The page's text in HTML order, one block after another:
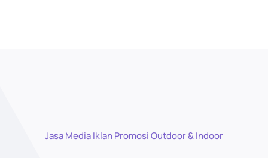
Jasa Media Iklan Promosi Outdoor & Indoor